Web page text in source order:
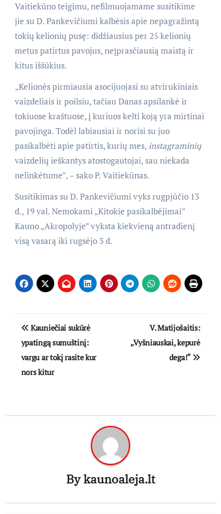
Vaitiekūno teigimu, nefilmuojamame susitikime
jie su D. Pankevičiumi kalbėsis apie nepagražintą
tokių kelionių pusę: didžiausius per 25 kelionių
metus patirtus pavojus, neįprasčiausią maistą ir
kitus iššūkius.
„Kelionės pirmiausia asocijuojasi su atvirukiniais
vaizdeliais ir poilsiu, tačiau Danas apsilankė ir
tokiuose kraštuose, į kuriuos kelti koją yra mirtinai
pavojinga. Todėl labiausiai ir norisi su juo
pasikalbėti apie patirtis, kurių mes, instagraminių
vaizdelių ieškantys atostogautojai, sau niekada
nelinkėtume”, – sako P. Vaitiekūnas.
Susitikimas su D. Pankevičiumi vyks rugpjūčio 13
d., 19 val. Nemokami „Kitokie pasikalbėjimai”
Kauno „Akropolyje” vyksta kiekvieną antradienį
visą vasarą iki rugsėjo 3 d.
Navigacija
tarp
įrašų
Kauniečiai sukūrė
ypatingą sumuštinį:
vargu ar tokį rasite kur
nors kitur
V. Matijošaitis:
„Vyšniauskai, kepurė
dega!“
Bykaunoaleja.lt